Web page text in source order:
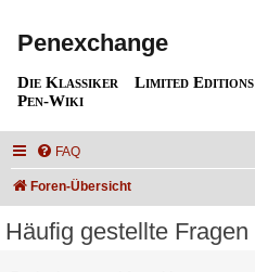
Penexchange
Die Klassiker Limited Editions
Pen-Wiki
FAQ
Foren-Übersicht
Häufig gestellte Fragen